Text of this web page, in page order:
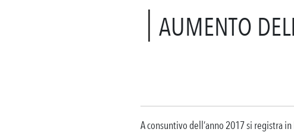
AUMENTO
A consuntivo dell’anno 2017 si registra